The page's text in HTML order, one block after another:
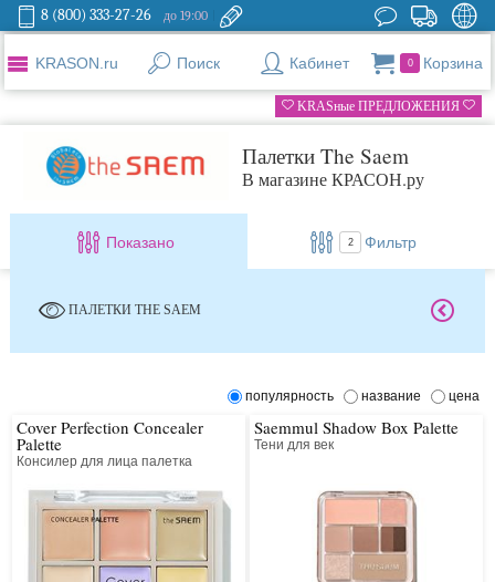
8 (800) 333-27-26 до 19:00
KRASON.ru Поиск Кабинет 0 Корзина
KRASные ПРЕДЛОЖЕНИЯ
Палетки The Saem
В магазине КРАСОН.ру
Показано 2 Фильтр
ПАЛЕТКИ THE SAEM
популярность название цена
Cover Perfection Concealer
Palette
Консилер для лица палетка
Saemmul Shadow Box Palette
Тени для век